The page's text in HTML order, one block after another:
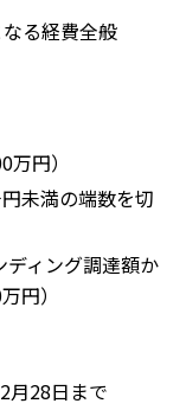
る経費全般
円）
未満の端数を切
ィング調達額か
円）
月28日まで